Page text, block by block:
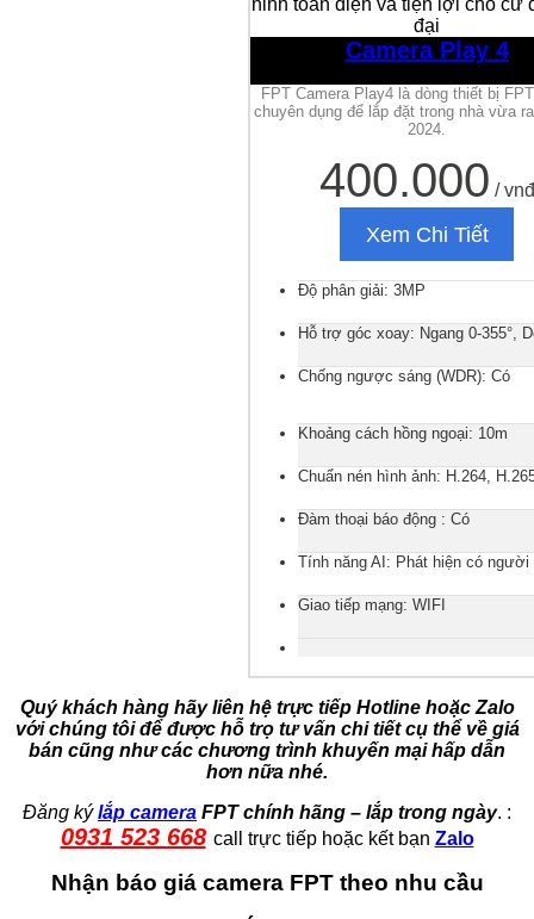
Camera Play 4
FPT Camera Play4 là dòng thiết bị
chuyên dụng để lắp đặt trong nhà vừa
2024.
400.000 / vnđ
Xem Chi Tiết
Độ phân giải: 3MP
Hỗ trợ góc xoay: Ngang 0-355°,
Chống ngược sáng (WDR): Có
Khoảng cách hồng ngoại: 10m
Chuẩn nén hình ảnh: H.264,
Đàm thoại báo động : Có
Tính năng AI: Phát hiện có người
Giao tiếp mạng: WIFI
Quý khách hàng hãy liên hệ trực tiếp Hotline hoặc Zalo
với chúng tôi để được hỗ trọ tư vấn chi tiết cụ thể về giá
bán cũng như các chương trình khuyến mại hấp dẫn
hơn nữa nhé.
Đăng kýlắp camera FPT chính hãng – lắp trong ngày. :
0931 523 668 call trực tiếp hoặc kết bạn Zalo
Nhận báo giá camera FPT theo nhu cầu